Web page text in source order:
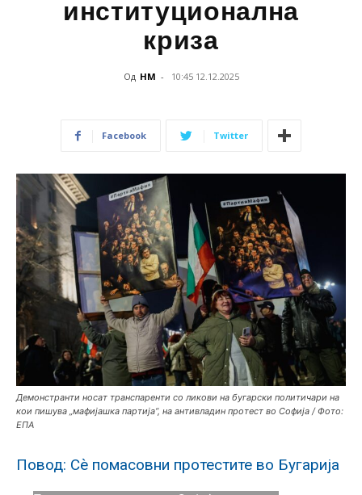
институционална
криза
Од НМ - 10:45 12.12.2025
Facebook Twitter
Демонстранти носат транспаренти со ликови на бугарски политичари на
кои пишува „мафијашка партија“, на антивладин протест во Софија / Фото:
ЕПА
Повод: Сѐ помасовни протестите во Бугарија